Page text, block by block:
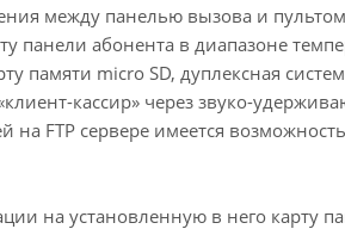
между панелью вызова и
панели абонента в диапазоне
памяти micro SD, дуплексная
кассир» через звуко-
FTP сервере имеется
на установленную в него карту